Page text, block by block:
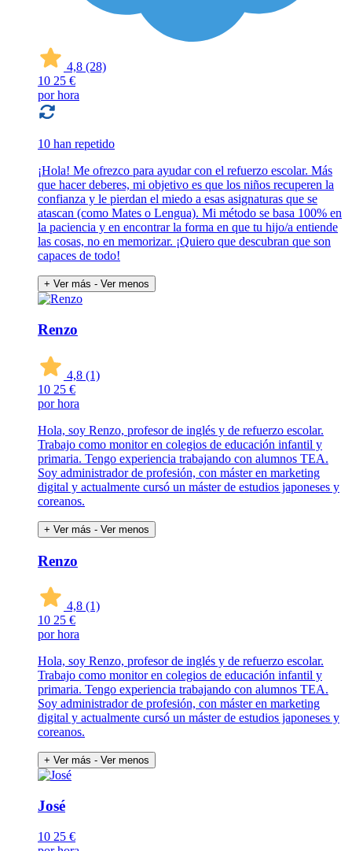
4,8 (28)
10 25 €
por hora
10 han repetido
¡Hola! Me ofrezco para ayudar con el refuerzo escolar. Más
que hacer deberes, mi objetivo es que los niños recuperen la
confianza y le pierdan el miedo a esas asignaturas que se
atascan (como Mates o Lengua). Mi método se basa 100% en
la paciencia y en encontrar la forma en que tu hijo/a entiende
las cosas, no en memorizar. ¡Quiero que descubran que son
capaces de todo!
+ Ver más - Ver menos
Renzo
4,8 (1)
10 25 €
por hora
Hola, soy Renzo, profesor de inglés y de refuerzo escolar.
Trabajo como monitor en colegios de educación infantil y
primaria. Tengo experiencia trabajando con alumnos TEA.
Soy administrador de profesión, con máster en marketing
digital y actualmente cursó un máster de estudios japoneses y
coreanos.
+ Ver más - Ver menos
Renzo
4,8 (1)
10 25 €
por hora
Hola, soy Renzo, profesor de inglés y de refuerzo escolar.
Trabajo como monitor en colegios de educación infantil y
primaria. Tengo experiencia trabajando con alumnos TEA.
Soy administrador de profesión, con máster en marketing
digital y actualmente cursó un máster de estudios japoneses y
coreanos.
+ Ver más - Ver menos
José
10 25 €